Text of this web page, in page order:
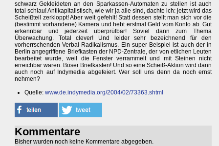
schwarz Gekleideten an den Sparkassen-Automaten zu stellen ist auch
total schlau! Antikapitalistisch, wie wir ja alle sind, dachte ich: jetzt wird das
Scheißteil zerkloppt! Aber weit gefehlt! Statt dessen stellt man sich vor die
(bestimmt vorhandene) Kamera und hebt erstmal Geld vom Konto ab. Gut
erkennbar und jederzeit überprüfbar! Soviel dann zum Thema
Überwachung. Total clever! Und leider sehr bezeichnend für den
vorherrschenden Verbal-Radikalismus. Ein super Beispiel ist auch der in
Berlin angegriffene Briefkasten der NPD-Zentrale, der von etlichen Leuten
bearbeitet wurde, weil die Fenster verrammelt und mit Steinen nicht
erreichbar waren. Böser Briefkasten! Und so eine Scheiß-Aktion wird dann
auch noch auf Indymedia abgefeiert. Wer soll uns denn da noch ernst
nehmen?
Quelle: www.de.indymedia.org/2004/02/73363.shtml
Kommentare
Bisher wurden noch keine Kommentare abgegeben.